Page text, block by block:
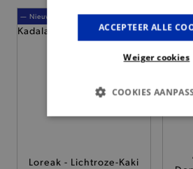
— Nieuw
Loreak - Lichtroze-Kaki
ACCEPTEER ALLE
Weiger cookies
COOKIES
BASIS COOKIES